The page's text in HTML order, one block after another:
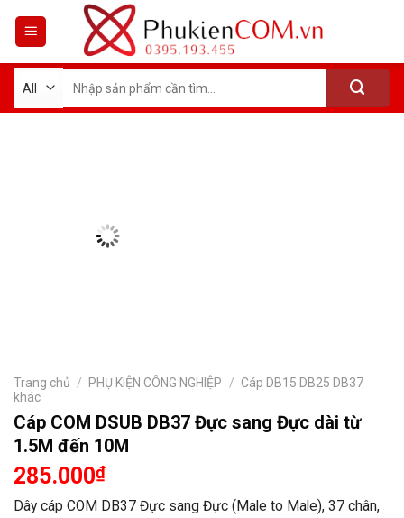
kiếm:
Trang chủ / PHỤ KIỆN CÔNG NGHIỆP / Cáp DB15 DB25 DB37
khác
Cáp COM DSUB DB37 Đực sang Đực dài từ
1.5M đến 10M
285.000₫
Dây cáp COM DB37 Đực sang Đực (Male to Male), 37 chân,